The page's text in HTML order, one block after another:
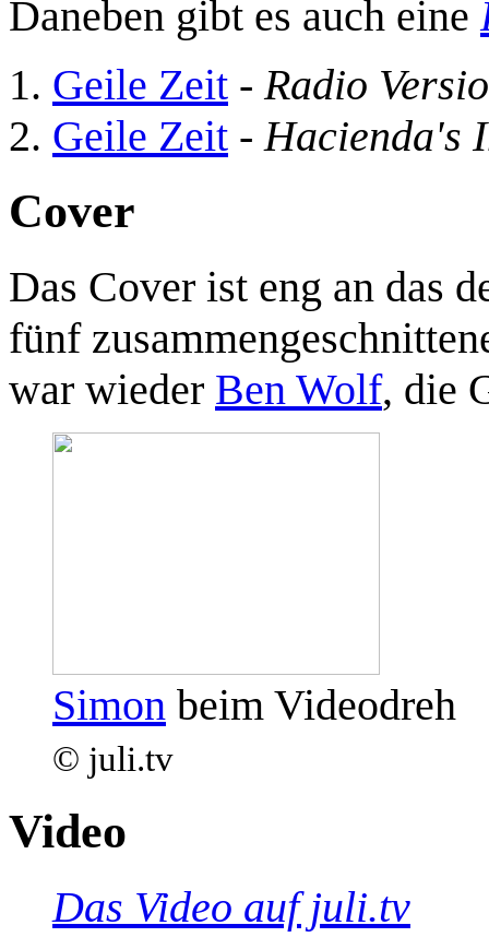
Daneben gibt es auch eine
Geile Zeit -Radio
Geile Zeit -Hacienda's
Cover
Das Cover ist eng an das
fünf
war wieder Ben Wolf, die
Simon beim Videodreh
© juli.tv
Video
Das Video auf juli.tv